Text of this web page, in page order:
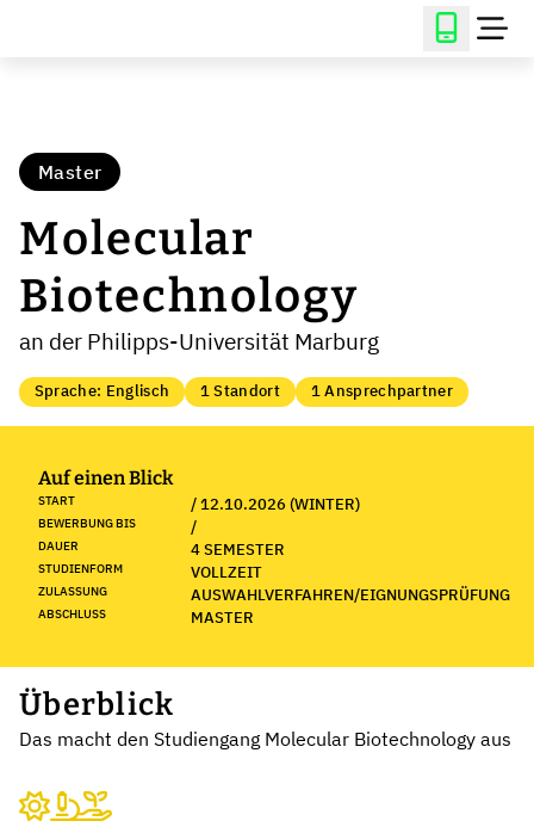
Master
Molecular
Biotechnology
an der Philipps-Universität Marburg
Sprache: Englisch 1 Standort 1 Ansprechpartner
Auf einen Blick
START / 12.10.2026 (WINTER)
BEWERBUNG BIS /
DAUER 4 SEMESTER
STUDIENFORM VOLLZEIT
ZULASSUNG AUSWAHLVERFAHREN/EIGNUNGSPRÜFUNG
ABSCHLUSS MASTER
Überblick
Das macht den Studiengang Molecular Biotechnology aus